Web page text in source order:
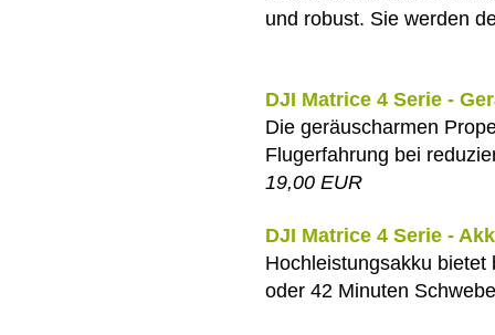
und robust. Sie werden
DJI Matrice 4 Serie -
Die geräuscharmen
Flugerfahrung bei
19,00 EUR
DJI Matrice 4 Serie -
Hochleistungsakku
oder 42 Minuten